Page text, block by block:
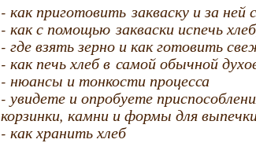
- как приготовить закваску и за ней
- как с помощью закваски испечь
- где взять зерно и как готовить
- как печь хлеб в самой обычной
- нюансы и тонкости процесса
- увидете и опробуете
корзинки, камни и формы для
- как хранить хлеб